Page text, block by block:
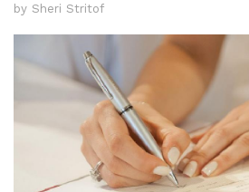
by Sheri Stritof